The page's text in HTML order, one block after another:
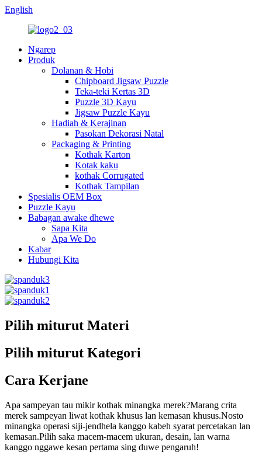
English
Ngarep
Produk
Dolanan & Hobi
Chipboard Jigsaw Puzzle
Teka-teki Kertas 3D
Puzzle 3D Kayu
Jigsaw Puzzle Kayu
Hadiah & Kerajinan
Pasokan Dekorasi Natal
Packaging & Printing
Kothak Karton
Kotak kaku
kothak Corrugated
Kothak Tampilan
Spesialis OEM Box
Puzzle Kayu
Babagan awake dhewe
Sapa Kita
Apa We Do
Kabar
Hubungi Kita
Pilih miturut Materi
Pilih miturut Kategori
Cara Kerjane
Apa sampeyan tau mikir kothak minangka merek?Marang crita
merek sampeyan liwat kothak khusus lan kemasan khusus.Nosto
minangka operasi siji-jendhela kanggo kabeh syarat percetakan lan
kemasan.Pilih saka macem-macem ukuran, desain, lan warna
kanggo nggawe kesan pertama sing duwe pengaruh!